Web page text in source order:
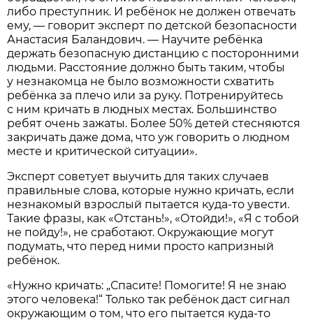
либо преступник. И ребёнок не должен отвечать
ему, — говорит эксперт по детской безопасности
Анастасия Баландович. — Научите ребёнка
держать безопасную дистанцию с посторонними
людьми. Расстояние должно быть таким, чтобы
у незнакомца не было возможности схватить
ребёнка за плечо или за руку. Потренируйтесь
с ним кричать в людных местах. Большинство
ребят очень зажаты. Более 50% детей стесняются
закричать даже дома, что уж говорить о людном
месте и критической ситуации».
Эксперт советует выучить для таких случаев
правильные слова, которые нужно кричать, если
незнакомый взрослый пытается куда-то увести.
Такие фразы, как «Отстань!», «Отойди!», «Я с тобой
не пойду!», не сработают. Окружающие могут
подумать, что перед ними просто капризный
ребёнок.
«Нужно кричать: „Спасите! Помогите! Я не знаю
этого человека!“ Только так ребёнок даст сигнал
окружающим о том, что его пытается куда-то